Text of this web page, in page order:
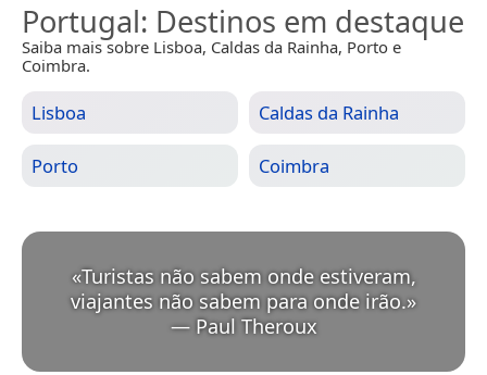
Portugal: Destinos em destaque
Saiba mais sobre Lisboa, Caldas da Rainha, Porto e
Coimbra.
Lisboa Caldas da Rainha
Porto Coimbra
«Turistas não sabem onde estiveram,
viajantes não sabem para onde irão.
— Paul Theroux